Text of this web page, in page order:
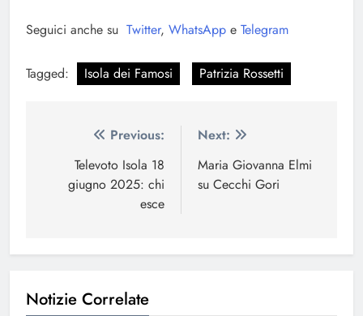
Seguici anche su Twitter, WhatsApp e Telegram
Tagged: Isola dei Famosi Patrizia Rossetti
Navigazione
articoli
Previous:
Televoto Isola 18
giugno 2025: chi
esce
Next:
Maria Giovanna Elmi
su Cecchi Gori
Notizie Correlate